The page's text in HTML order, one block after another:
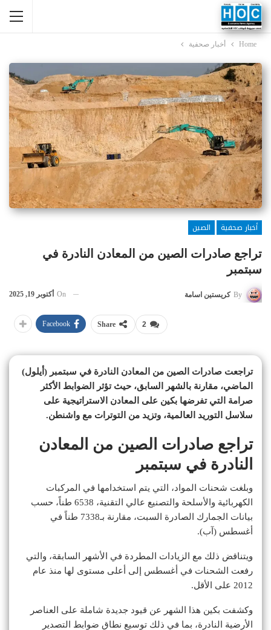
Home أخبار صحفية
أخبار صحفية
الصين
تراجع صادرات الصين من المعادن النادرة في
سبتمبر
By كريستين اسامة On أكتوبر 19, 2025
2
Share
Facebook
تراجعت صادرات الصين من المعادن النادرة في سبتمبر (أيلول)
الماضي، مقارنة بالشهر السابق، حيث تؤثر الضوابط الأكثر
صرامة التي تفرضها بكين على المعادن الاستراتيجية على
سلاسل التوريد العالمية، وتزيد من التوترات مع واشنطن.
تراجع صادرات الصين من المعادن
النادرة في سبتمبر
وبلغت شحنات المواد، التي يتم استخدامها في المركبات
الكهربائية والأسلحة والتصنيع عالي التقنية، 6538 طناً، حسب
بيانات الجمارك الصادرة السبت، مقارنة بـ7338 طناً في
أغسطس (آب).
ويتناقض ذلك مع الزيادات المطردة في الأشهر السابقة، والتي
رفعت الشحنات في أغسطس إلى أعلى مستوى لها منذ عام
2012 على الأقل.
وكشفت بكين هذا الشهر عن قيود جديدة شاملة على العناصر
الأرضية النادرة، بما في ذلك توسيع نطاق ضوابط التصدير